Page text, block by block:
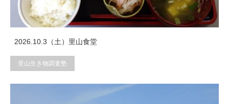
2026.10.3（土）里山食堂
里山生き物調査塾